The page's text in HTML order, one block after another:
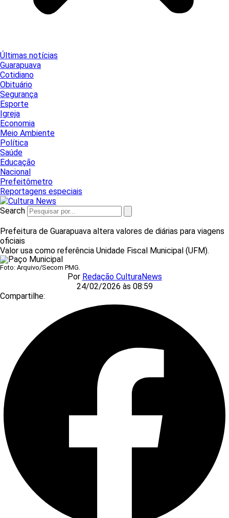
Últimas notícias
Guarapuava
Cotidiano
Obituário
Segurança
Esporte
Igreja
Economia
Meio Ambiente
Política
Saúde
Educação
Nacional
Prefeitômetro
Reportagens especiais
Search
Prefeitura de Guarapuava altera valores de diárias para viagens
oficiais
Valor usa como referência Unidade Fiscal Municipal (UFM).
Foto: Arquivo/Secom PMG.
Por Redação CulturaNews
24/02/2026 às 08:59
Compartilhe: